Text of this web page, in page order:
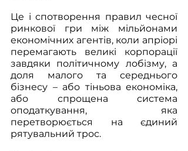
Це і спотворення правил чесної
ринкової гри між мільйонами
економічних агентів, коли апріорі
перемагають великі корпорації
завдяки політичному лобізму, а
доля малого та середнього
бізнесу – або тіньова економіка,
або спрощена система
оподаткування, яка
перетворюється на єдиний
рятувальний трос.